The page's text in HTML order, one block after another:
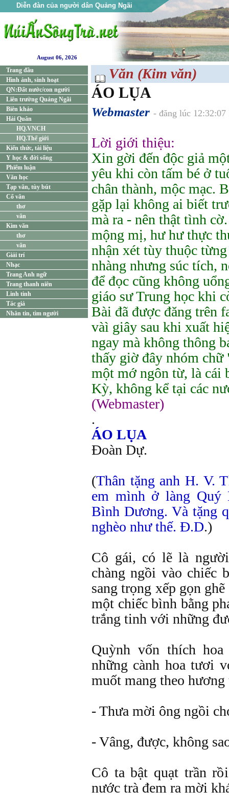
Diễn đàn của người dân Quảng Ngãi
August 06, 2026
Trang đầu
Hình ảnh, sinh hoạt
QN:Đất nước/con người
Liên trường Quảng Ngãi
Biên khảo
Hải Quân
HQ.VNCH
HQ.Thế giới
Kiến thức, tài liệu
Y học & đời sống
Phiếm luận
Văn học
Tạp văn, tùy bút
Cổ văn
thơ
văn
Kim văn
thơ
văn
Giải trí
Nhạc
Trang Anh ngữ
Trang thanh niên
Linh tinh
Tác giả
Nhắn tin, tìm người
Văn (Kim văn)
ÁO LỤA
Webmaster - đăng lúc
Lời giới thiệu:
Xin gời đến độc giả
yêu khi còn tấm bé ở
chân thành, mộc mạc.
gặp lại không ai biết
mà ra - nên thật tình
mộng mị, hư hư thực
nhận xét tùy thuộc
nhàng nhưng súc tích,
để đọc cũng không
giáo sư Trung học khi
Bài đã được đăng trên
vàì giây sau khi xuất
ngay mà không thông
thấy giờ đây nhóm
một mớ ngôn từ, là cái
Kỳ, không kể tại các
(Webmaster)
.
ÁO LỤA
Đoàn Dự.
(Thân tặng anh H. V.
em mình ở làng Quý
Bình Dương. Và tặng
nghèo như thế. Đ.D.)
Cô gái, có lẽ là
chàng ngồi vào chiếc
sang trọng xếp gọn
một chiếc bình bằng
trắng tinh với những
Quỳnh vốn thích
những cành hoa tươi
muốt mang theo
- Thưa mời ông ngồi
- Vâng, được, không
Cô ta bật quạt trần
nước trà đem ra mời